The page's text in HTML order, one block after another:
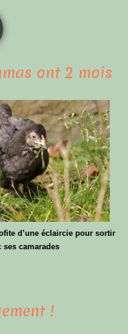
ont 2 mois
d’une éclaircie pour sortir
ses camarades
!